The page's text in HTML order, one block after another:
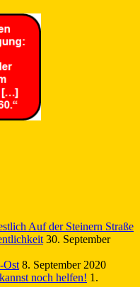
Auf der Steinern Straße
30. September
Ost 8. September 2020
noch helfen! 1.